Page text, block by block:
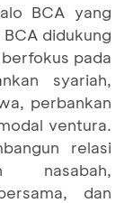
BCA yang
didukung
pada
syariah,
perbankan
ventura.
relasi
nasabah,
dan